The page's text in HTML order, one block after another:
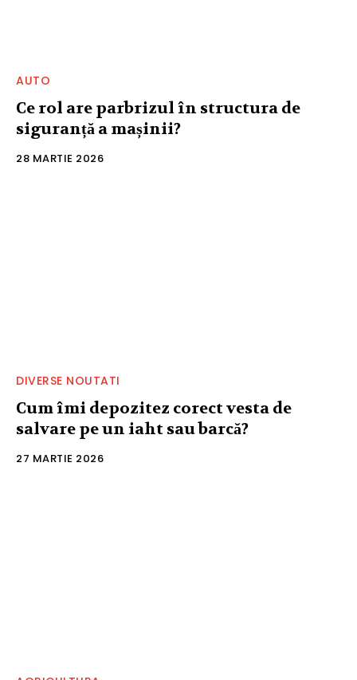
AUTO
Ce rol are parbrizul în structura de
siguranță a mașinii?
28 MARTIE 2026
DIVERSE NOUTATI
Cum îmi depozitez corect vesta de
salvare pe un iaht sau barcă?
27 MARTIE 2026